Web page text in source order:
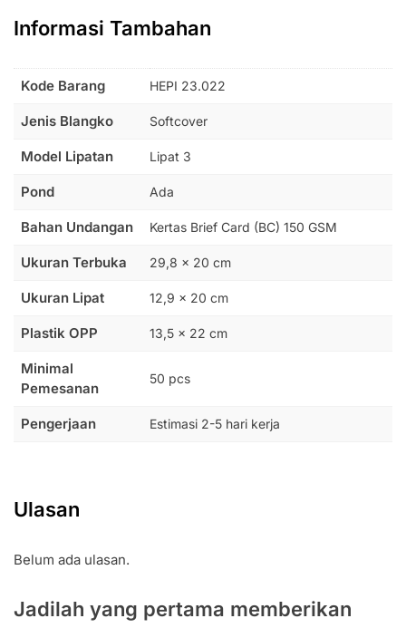
Informasi Tambahan
Kode Barang HEPI 23.022
Jenis Blangko Softcover
Model Lipatan Lipat 3
Pond Ada
Bahan Undangan Kertas Brief Card (BC) 150 GSM
Ukuran Terbuka 29,8 x 20 cm
Ukuran Lipat 12,9 x 20 cm
Plastik OPP 13,5 x 22 cm
Minimal
Pemesanan
50 pcs
Pengerjaan Estimasi 2-5 hari kerja
Ulasan
Belum ada ulasan.
Jadilah yang pertama memberikan